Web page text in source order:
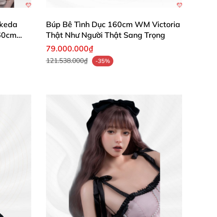
âm thanh tự nhiên, tăng thêm phần sống
giác ôm khít, chân thực đến từng nhịp
Búp Bê Tình Dục 160cm WM Victoria
Thật Như Người Thật Sang Trọng
79.000.000₫
121.538.000₫ -35%